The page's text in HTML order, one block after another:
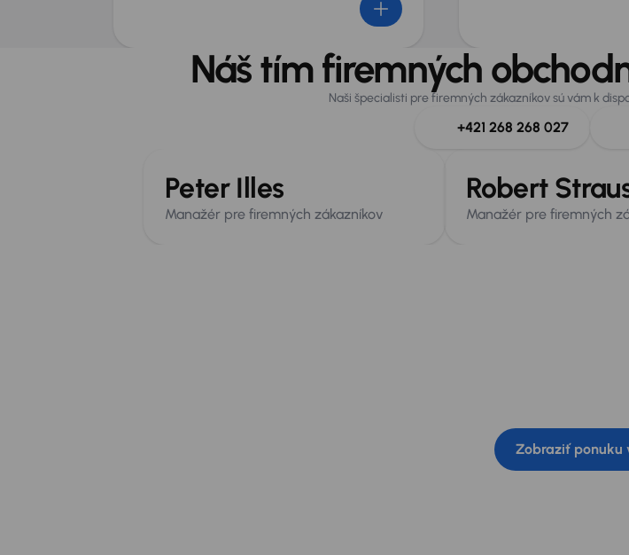
Náš tím firemných
Naši špecialisti pre firemných zákazníkov sú vám k
+421 268 268 027
Peter Illes
Manažér pre firemných zákazníkov
Robert
Manažér pre firemných
Zobraziť ponuku